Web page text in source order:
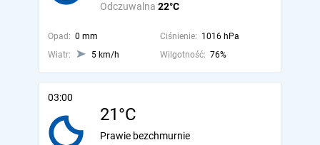
Odczuwalna 22°C
Opad: 0 mm Ciśnienie: 1016 hPa
Wiatr:
5 km/h Wilgotność: 76%
03:00
21°C
Prawie bezchmurnie